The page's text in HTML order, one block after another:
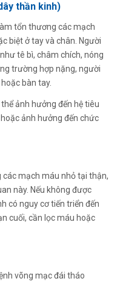
thần kinh)
tổn thương các mạch
biệt ở tay và chân. Người
tê bì, châm chích, nóng
trường hợp nặng, người
bàn tay.
ảnh hưởng đến hệ tiêu
ảnh hưởng đến chức
mạch máu nhỏ tại thận,
này. Nếu không được
có nguy cơ tiến triển đến
cuối, cần lọc máu hoặc
võng mạc đái tháo